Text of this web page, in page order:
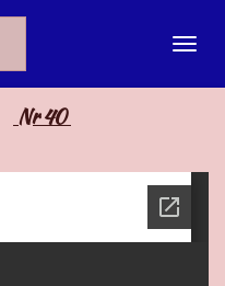
Nr 40